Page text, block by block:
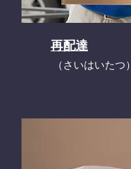
再配達
​（さいはいたつ）